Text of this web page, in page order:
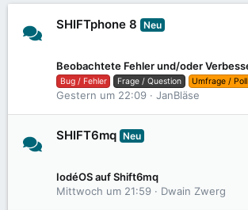
SHIFTphone 8 Neu
Bug / Fehler Frage / Question Umfrage / Poll
Gestern um 22:09 JanBläse
SHIFT6mq Neu
IodéOS auf Shift6mq
Mittwoch um 21:59
Dwain Zwerg